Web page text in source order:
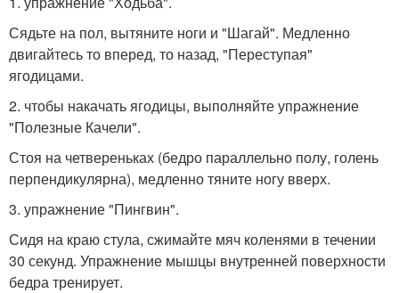
Сядьте на пол, вытяните ноги и "Шагай". Медленно
двигайтесь то вперед, то назад, "Переступая"
ягодицами.
2. чтобы накачать ягодицы, выполняйте упражнение
"Полезные Качели".
Стоя на четвереньках (бедро параллельно полу, голень
перпендикулярна), медленно тяните ногу вверх.
3. упражнение "Пингвин".
Сидя на краю стула, сжимайте мяч коленями в течении
30 секунд. Упражнение мышцы внутренней поверхности
бедра тренирует.